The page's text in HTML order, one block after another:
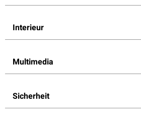
Interieur
Multimedia
Sicherheit